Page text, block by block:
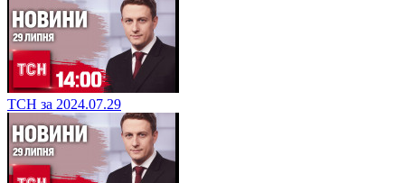
ТСН за 2024.07.29